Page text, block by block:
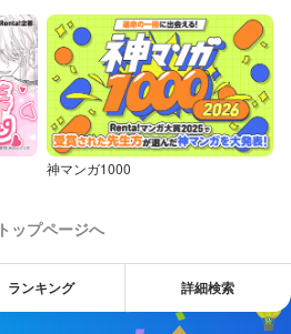
神マンガ1000
トップページへ
ランキング 詳細検索